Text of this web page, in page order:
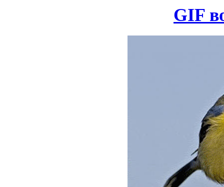
GIF